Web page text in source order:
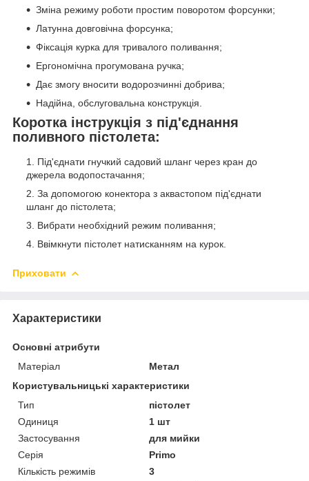
Зміна режиму роботи простим поворотом форсунки;
Латунна довговічна форсунка;
Фіксація курка для тривалого поливання;
Ергономічна прогумована ручка;
Дає змогу вносити водорозчинні добрива;
Надійна, обслуговальна конструкція.
Коротка інструкція з під'єднання
поливного пістолета:
Під'єднати гнучкий садовий шланг через кран до
джерела водопостачання;
За допомогою конектора з аквастопом під'єднати
шланг до пістолета;
Вибрати необхідний режим поливання;
Ввімкнути пістолет натисканням на курок.
Приховати
Характеристики
Основні атрибути
Матеріал
Метал
Користувальницькі характеристики
Тип
пістолет
Одиниця
1 шт
Застосування
для мийки
Серія
Primo
Кількість режимів
3